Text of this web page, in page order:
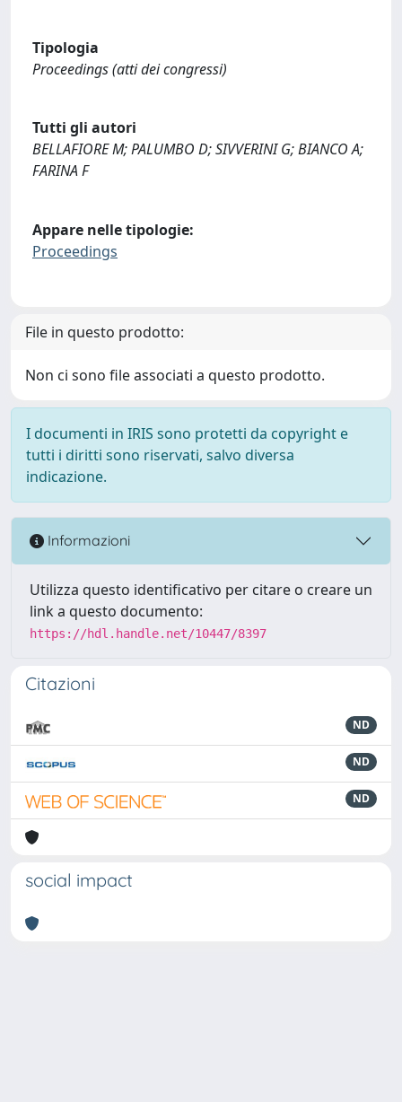
Tipologia
Proceedings (atti dei congressi)
Tutti gli autori
BELLAFIORE M; PALUMBO D; SIVVERINI G; BIANCO A;
FARINA F
Appare nelle tipologie:
Proceedings
File in questo prodotto:
Non ci sono file associati a questo prodotto.
I documenti in IRIS sono protetti da copyright e
tutti i diritti sono riservati, salvo diversa
indicazione.
Informazioni
Utilizza questo identificativo per citare o creare un
link a questo documento:
https://hdl.handle.net/10447/8397
Citazioni
ND
ND
ND
social impact